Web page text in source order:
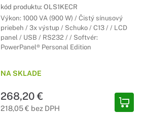
kód produktu: OLS1KECR
Výkon: 1000 VA (900 W) / Čistý sínusový
priebeh / 3x výstup / Schuko / C13 / / LCD
panel / USB / RS232 / / Softvér:
PowerPanel® Personal Edition
NA SKLADE
268,20 €
218,05 € bez DPH